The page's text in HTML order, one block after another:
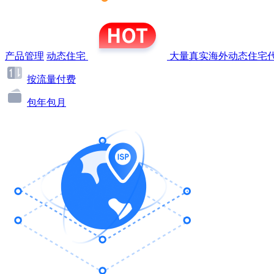
产品管理 动态住宅 大量真实海外动态住宅
按流量付费
包年包月